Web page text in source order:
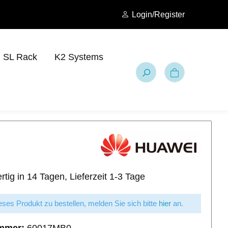
Login/Register
SL Rack K2 Systems
in 14 Tagen, Lieferzeit 1-3 Tage
Produkt zu bestellen, melden Sie sich bitte hieran.